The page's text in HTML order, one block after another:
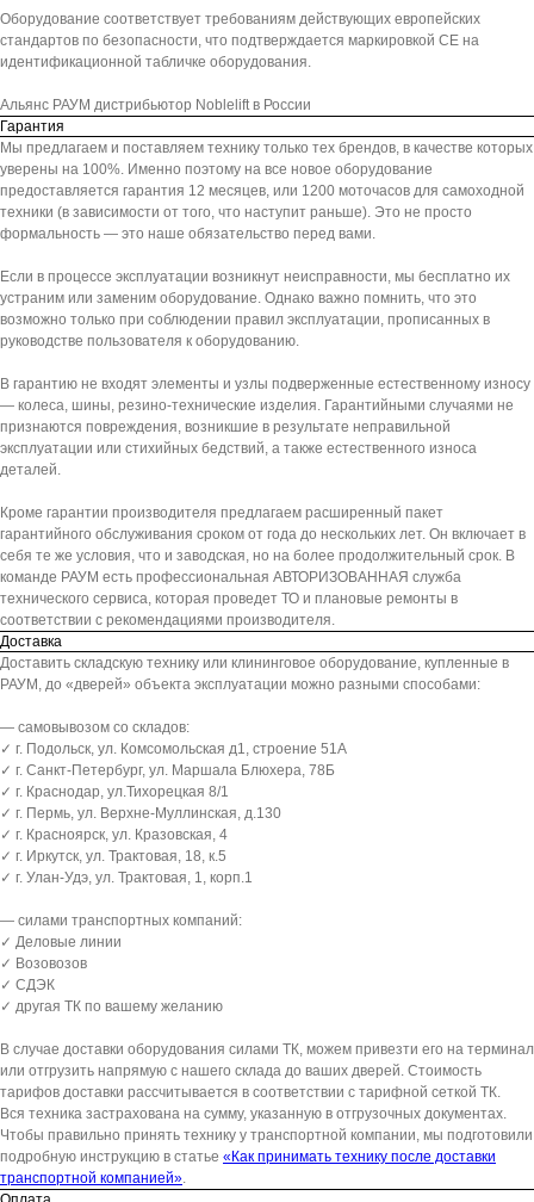
Оборудование соответствует требованиям действующих европейских
стандартов по безопасности, что подтверждается маркировкой СЕ на
идентификационной табличке оборудования.
Альянс РАУМ дистрибьютор Noblelift в России
Гарантия
Мы предлагаем и поставляем технику только тех брендов, в качестве которых
уверены на 100%. Именно поэтому на все новое оборудование
предоставляется гарантия 12 месяцев, или 1200 моточасов для самоходной
техники (в зависимости от того, что наступит раньше). Это не просто
формальность — это наше обязательство перед вами.
Если в процессе эксплуатации возникнут неисправности, мы бесплатно их
устраним или заменим оборудование. Однако важно помнить, что это
возможно только при соблюдении правил эксплуатации, прописанных в
руководстве пользователя к оборудованию.
В гарантию не входят элементы и узлы подверженные естественному износу
— колеса, шины, резино-технические изделия. Гарантийными случаями не
признаются повреждения, возникшие в результате неправильной
эксплуатации или стихийных бедствий, а также естественного износа
деталей.
Кроме гарантии производителя предлагаем расширенный пакет
гарантийного обслуживания сроком от года до нескольких лет. Он включает в
себя те же условия, что и заводская, но на более продолжительный срок. В
команде РАУМ есть профессиональная АВТОРИЗОВАННАЯ служба
технического сервиса, которая проведет ТО и плановые ремонты в
соответствии с рекомендациями производителя.
Доставка
Доставить складскую технику или клининговое оборудование, купленные в
РАУМ, до «дверей» объекта эксплуатации можно разными способами:
— самовывозом со складов:
✓ г. Подольск, ул. Комсомольская д1, строение 51А
✓ г. Санкт-Петербург, ул. Маршала Блюхера, 78Б
✓ г. Краснодар, ул.Тихорецкая 8/1
✓ г. Пермь, ул. Верхне-Муллинская, д.130
✓ г. Красноярск, ул. Кразовская, 4
✓ г. Иркутск, ул. Трактовая, 18, к.5
✓ г. Улан-Удэ, ул. Трактовая, 1, корп.1
— силами транспортных компаний:
✓ Деловые линии
✓ Возовозов
✓ СДЭК
✓ другая ТК по вашему желанию
В случае доставки оборудования силами ТК, можем привезти его на терминал
или отгрузить напрямую с нашего склада до ваших дверей. Стоимость
тарифов доставки рассчитывается в соответствии с тарифной сеткой ТК.
Вся техника застрахована на сумму, указанную в отгрузочных документах.
Чтобы правильно принять технику у транспортной компании, мы подготовили
подробную инструкцию в статье «Как принимать технику после доставки
транспортной компанией».